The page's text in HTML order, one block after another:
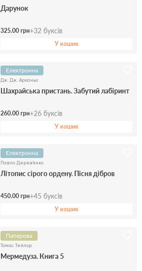
Дарунок
325.00 грн+32 буксів
У кошик
Електронна
Дж. Дж. Арканьо
Шахрайська пристань. Забутий лабіринт
260.00 грн+26 буксів
У кошик
Електронна
Павло Дерев'янко
Літопис сірого ордену. Пісня дібров
450.00 грн+45 буксів
У кошик
Паперова
Томас Тейлор
Мермедуза. Книга 5